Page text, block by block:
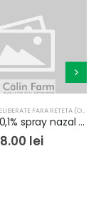
MEDICAMENTE ELIBERATE FARA RETETA (OTC)
Olynth HA 0,1% spray nazal x 10ml
lei